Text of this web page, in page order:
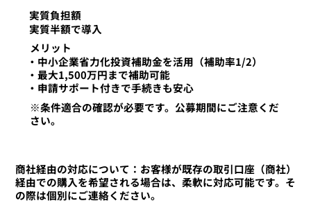
実質負担額
実質半額で導入
​メリット
・中小企業省力化投資補助金を活用（補助率1/2）
・最大1,500万円まで補助可能
・申請サポート付きで手続きも安心
※条件適合の確認が必要です。公募期間にご注意くだ
さい。
商社経由の対応について：お客様が既存の取引口座（商社）
経由での購入を希望される場合は、柔軟に対応可能です。そ
の際は個別にご連絡ください。